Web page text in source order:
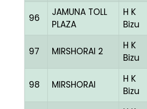
96
JAMUNA TOLL
PLAZA
H K
Bizu
97 MIRSHORAI 2
H K
Bizu
98 MIRSHORAI
H K
Bizu